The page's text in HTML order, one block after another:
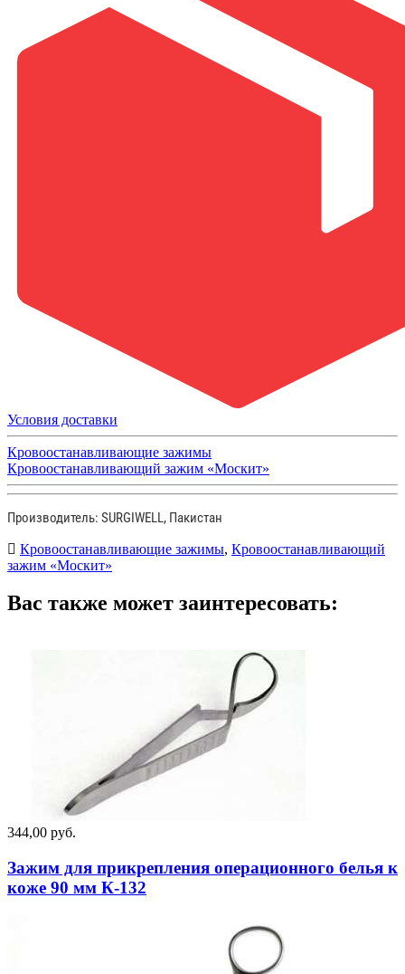
Условия доставки
Кровоостанавливающие зажимы
Кровоостанавливающий зажим «Москит»
Производитель: SURGIWELL, Пакистан
Кровоостанавливающие зажимы, Кровоостанавливающий
зажим «Москит»
Вас также может заинтересовать:
344,00 руб.
Зажим для прикрепления операционного белья к
коже 90 мм К-132